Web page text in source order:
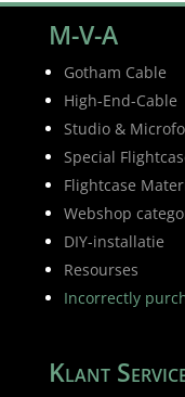
M-V-A
Gotham Cable
High-End-Cable
Studio &
Special
Flightcase
Webshop
DIY-installatie
Resourses
Incorrectly
Klant